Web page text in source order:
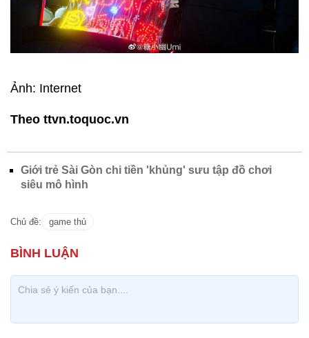
Ảnh: Internet
Theo ttvn.toquoc.vn
Giới trẻ Sài Gòn chi tiền 'khủng' sưu tập đồ chơi
siêu mô hình
Chủ đề: game thủ